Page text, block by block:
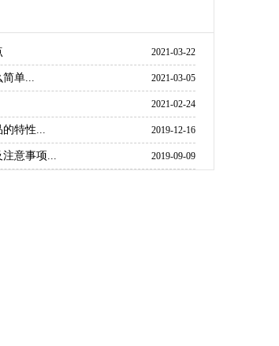
2021-03-22
2021-03-05
简单...
2021-02-24
2019-12-16
的特性...
2019-09-09
意事项...